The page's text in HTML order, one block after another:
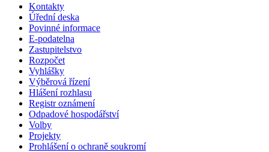
Kontakty
Úřední deska
Povinné informace
E-podatelna
Zastupitelstvo
Rozpočet
Vyhlášky
Výběrová řízení
Hlášení rozhlasu
Registr oznámení
Odpadové hospodářství
Volby
Projekty
Prohlášení o ochraně soukromí